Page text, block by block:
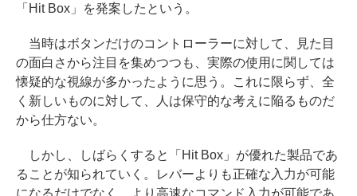
「Hit Box」を発案したという。
当時はボタンだけのコントローラーに対して、見た目
の面白さから注目を集めつつも、実際の使用に関しては
懐疑的な視線が多かったように思う。これに限らず、全
く新しいものに対して、人は保守的な考えに陥るものだ
から仕方ない。
しかし、しばらくすると「Hit Box」が優れた製品であ
ることが知られていく。レバーよりも正確な入力が可能
になるだけでなく、より高速なコマンド入力が可能であ